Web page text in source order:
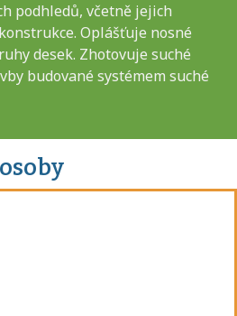
podhledů, včetně jejich
Oplášťuje nosné
desek. Zhotovuje suché
budované systémem suché